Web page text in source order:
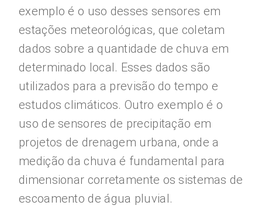
exemplo é o uso desses sensores em
estações meteorológicas, que coletam
dados sobre a quantidade de chuva em
determinado local. Esses dados são
utilizados para a previsão do tempo e
estudos climáticos. Outro exemplo é o
uso de sensores de precipitação em
projetos de drenagem urbana, onde a
medição da chuva é fundamental para
dimensionar corretamente os sistemas de
escoamento de água pluvial.